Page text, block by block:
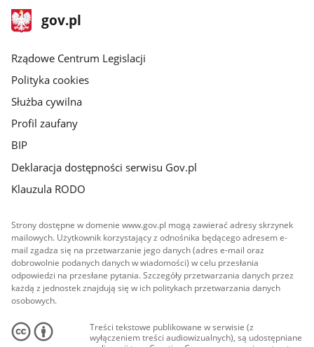
stopka
gov.plStrona
gov.pl
Rządowe Centrum Legislacji
Polityka cookies
Służba cywilna
Profil zaufany
BIP
Deklaracja dostępności serwisu Gov.pl
Klauzula RODO
Strony dostępne w domenie www.gov.pl mogą zawierać adresy skrzynek
mailowych. Użytkownik korzystający z odnośnika będącego adresem e-
mail zgadza się na przetwarzanie jego danych (adres e-mail oraz
dobrowolnie podanych danych w wiadomości) w celu przesłania
odpowiedzi na przesłane pytania. Szczegóły przetwarzania danych przez
każdą z jednostek znajdują się w ich politykach przetwarzania danych
osobowych.
Treści tekstowe publikowane w serwisie (z
wyłączeniem treści audiowizualnych), są udostępniane